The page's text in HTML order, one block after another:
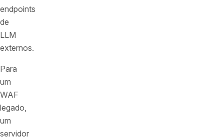
endpoints
de
LLM
externos.
Para
um
WAF
legado,
um
servidor